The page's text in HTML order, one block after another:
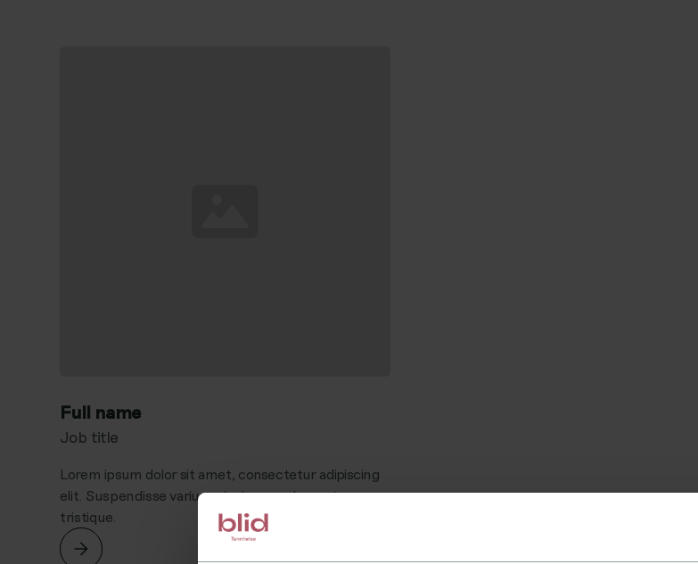
Full name
Job title
Lorem ipsum dolor sit amet, consectetur adipiscing
elit. Suspendisse varius enim in eros elementum
tristique.